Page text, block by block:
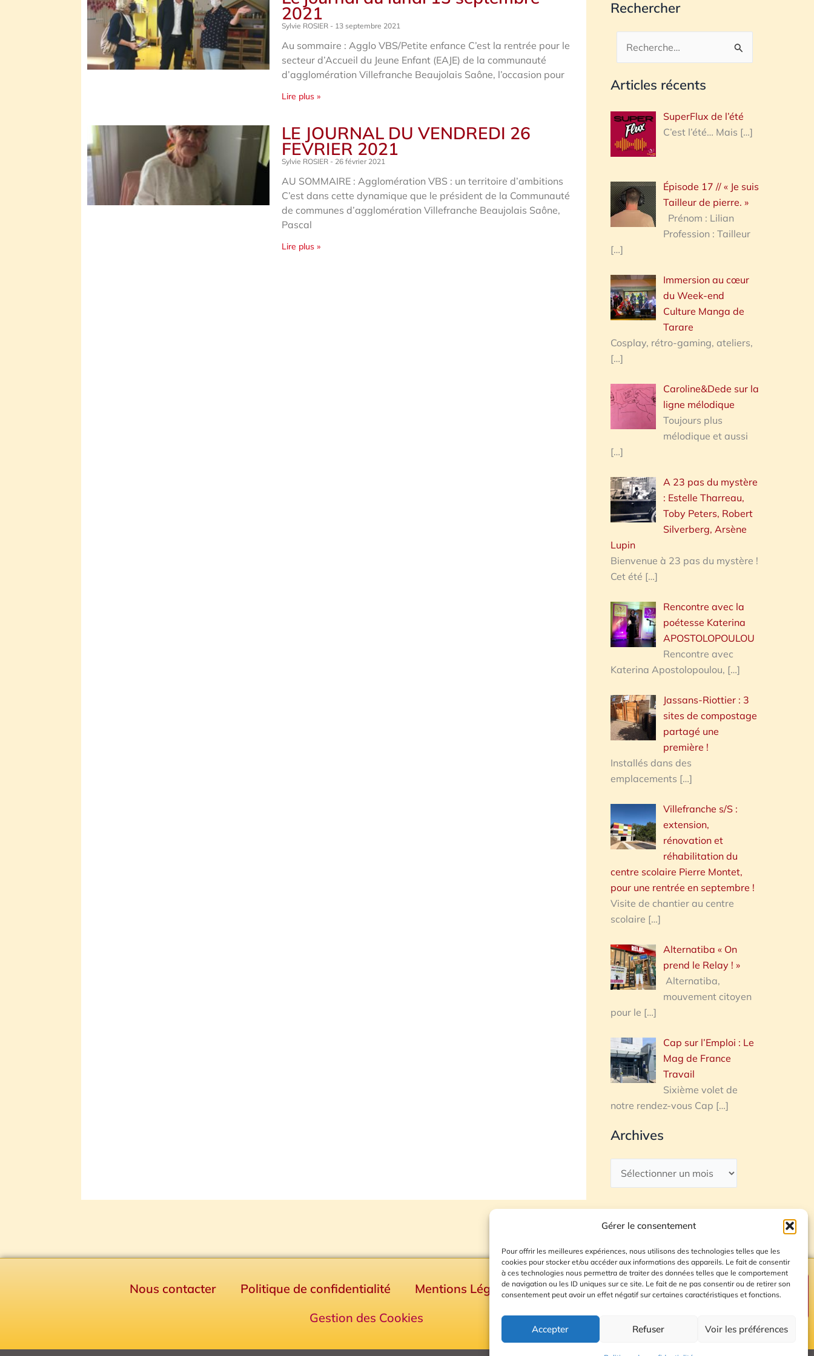
Gérer le consentement
Pour offrir les meilleures expériences, nous utilisons des technologies telles que les
cookies pour stocker et/ou accéder aux informations des appareils. Le fait de consentir
à ces technologies nous permettra de traiter des données telles que le comportement
de navigation ou les ID uniques sur ce site. Le fait de ne pas consentir ou de retirer son
consentement peut avoir un effet négatif sur certaines caractéristiques et fonctions.
Accepter Refuser Voir les préférences
2021
Sylvie ROSIER 13 septembre 2021
Au sommaire : Agglo VBS/Petite enfance C’est la rentrée pour le
secteur d’Accueil du Jeune Enfant (EAJE) de la communauté
d’agglomération Villefranche Beaujolais Saône, l’occasion pour
Lire plus »
LE JOURNAL DU VENDREDI 26
FEVRIER 2021
Sylvie ROSIER 26 février 2021
AU SOMMAIRE : Agglomération VBS : un territoire d’ambitions
C’est dans cette dynamique que le président de la Communauté
de communes d’agglomération Villefranche Beaujolais Saône,
Pascal
Lire plus »
Rechercher
Rechercher :
Articles récents
SuperFlux de l’été
C’est l’été… Mais […]
Épisode 17 // « Je suis
Tailleur de pierre. »
Prénom : Lilian
Profession : Tailleur
[…]
Immersion au cœur
du Week-end
Culture Manga de
Tarare
Cosplay, rétro-gaming, ateliers,
[…]
Caroline&Dede sur la
ligne mélodique
Toujours plus
mélodique et aussi
[…]
A 23 pas du mystère
: Estelle Tharreau,
Toby Peters, Robert
Silverberg, Arsène
Lupin
Bienvenue à 23 pas du mystère !
Cet été […]
Rencontre avec la
poétesse Katerina
APOSTOLOPOULOU
Rencontre avec
Katerina Apostolopoulou, […]
Jassans-Riottier : 3
sites de compostage
partagé une
première !
Installés dans des
emplacements […]
Villefranche s/S :
extension,
rénovation et
réhabilitation du
centre scolaire Pierre Montet,
pour une rentrée en septembre !
Visite de chantier au centre
scolaire […]
Alternatiba « On
prend le Relay ! »
Alternatiba,
mouvement citoyen
pour le […]
Cap sur l’Emploi : Le
Mag de France
Travail
Sixième volet de
notre rendez-vous Cap […]
Archives
Nous contacter Politique de confidentialité Mentions Légales
Plan du site
Gestion des Cookies